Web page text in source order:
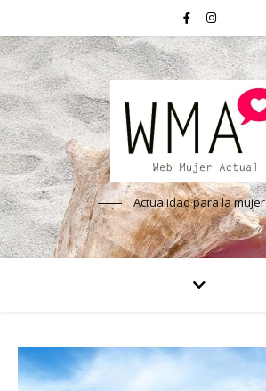
Actualidad para la mujer